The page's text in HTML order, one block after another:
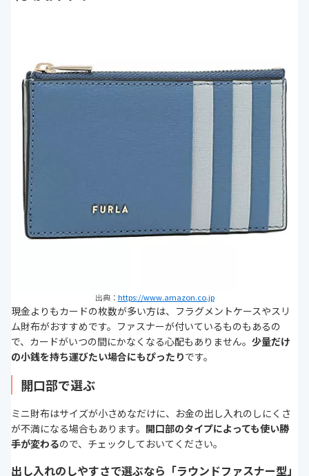
出典： https://www.amazon.co.jp
現金よりもカードの枚数が多い方は、フラグメントケースやスリ
ム財布がおすすめです。ファスナーが付いているものもあるの
で、カードがいつの間にかなくなる心配もありません。 少量だけ
の小銭を持ち運びたい場合にもぴったりです。
開口部で選ぶ
ミニ財布はサイズが小さめなだけに、お金の出し入れのしにくさ
が不満になる場合もあります。 開口部のタイプによっても使い勝
手が変わるので、チェックしておいてください。
出し入れのしやすさで選ぶなら「ラウンドファスナー型」